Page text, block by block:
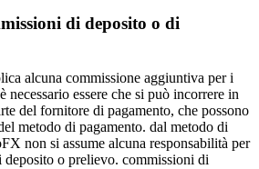
di deposito o di
alcuna commissione aggiuntiva per i
necessario essere che si può incorrere in
del fornitore di pagamento, che possono
metodo di pagamento. dal metodo di
non si assume alcuna responsabilità per
o prelievo. commissioni di